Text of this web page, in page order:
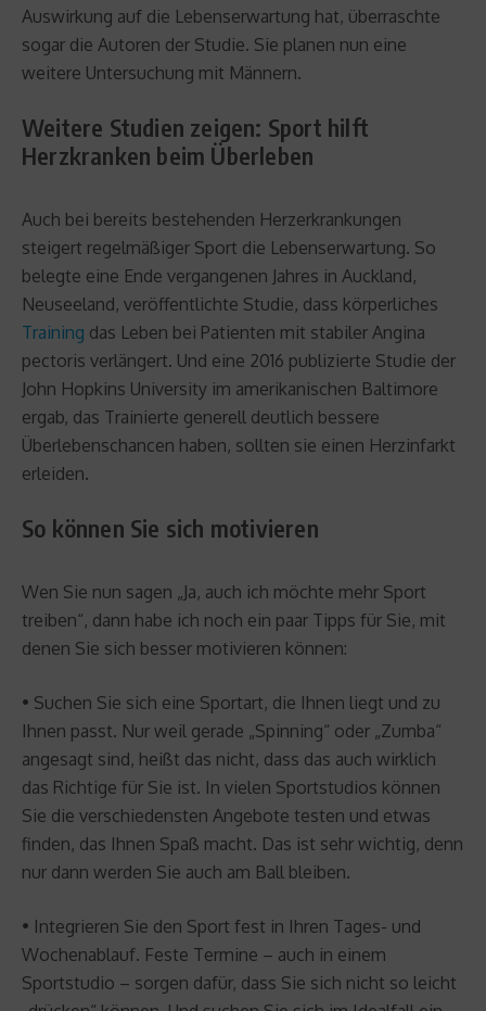
Auswirkung auf die Lebenserwartung hat, überraschte
sogar die Autoren der Studie. Sie planen nun eine
weitere Untersuchung mit Männern.
Weitere Studien zeigen: Sport hilft
Herzkranken beim Überleben
Auch bei bereits bestehenden Herzerkrankungen
steigert regelmäßiger Sport die Lebenserwartung. So
belegte eine Ende vergangenen Jahres in Auckland,
Neuseeland, veröffentlichte Studie, dass körperliches
Training das Leben bei Patienten mit stabiler Angina
pectoris verlängert. Und eine 2016 publizierte Studie der
John Hopkins University im amerikanischen Baltimore
ergab, das Trainierte generell deutlich bessere
Überlebenschancen haben, sollten sie einen Herzinfarkt
erleiden.
So können Sie sich motivieren
Wen Sie nun sagen „Ja, auch ich möchte mehr Sport
treiben“, dann habe ich noch ein paar Tipps für Sie, mit
denen Sie sich besser motivieren können:
• Suchen Sie sich eine Sportart, die Ihnen liegt und zu
Ihnen passt. Nur weil gerade „Spinning“ oder „Zumba“
angesagt sind, heißt das nicht, dass das auch wirklich
das Richtige für Sie ist. In vielen Sportstudios können
Sie die verschiedensten Angebote testen und etwas
finden, das Ihnen Spaß macht. Das ist sehr wichtig, denn
nur dann werden Sie auch am Ball bleiben.
• Integrieren Sie den Sport fest in Ihren Tages- und
Wochenablauf. Feste Termine – auch in einem
Sportstudio – sorgen dafür, dass Sie sich nicht so leicht